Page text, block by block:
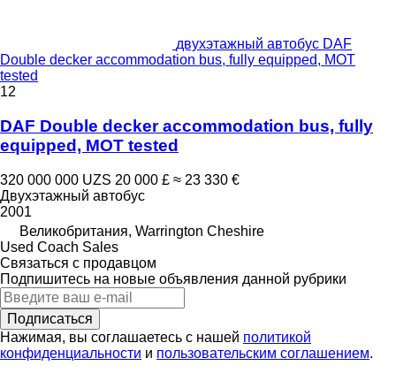
двухэтажный автобус DAF
Double decker accommodation bus, fully equipped, MOT
tested
12
DAF Double decker accommodation bus, fully
equipped, MOT tested
320 000 000 UZS 20 000 £ ≈ 23 330 €
Двухэтажный автобус
2001
Великобритания, Warrington Cheshire
Used Coach Sales
Связаться с продавцом
Подпишитесь на новые объявления данной рубрики
Подписаться
Нажимая, вы соглашаетесь с нашей политикой
конфиденциальности и пользовательским соглашением.